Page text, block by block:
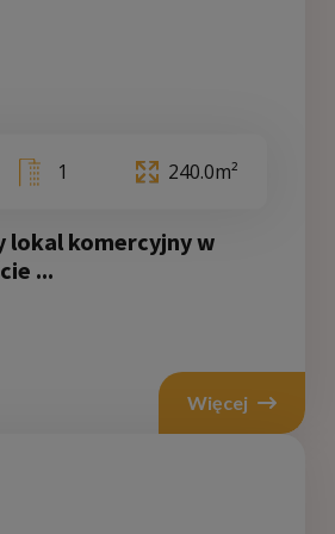
1 240.0m²
lokal komercyjny w
...
Więcej